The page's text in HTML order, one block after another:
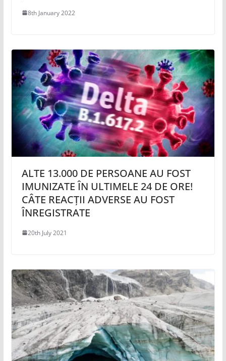
8th January 2022
ALTE 13.000 DE PERSOANE AU FOST
IMUNIZATE ÎN ULTIMELE 24 DE ORE!
CÂTE REACȚII ADVERSE AU FOST
ÎNREGISTRATE
20th July 2021